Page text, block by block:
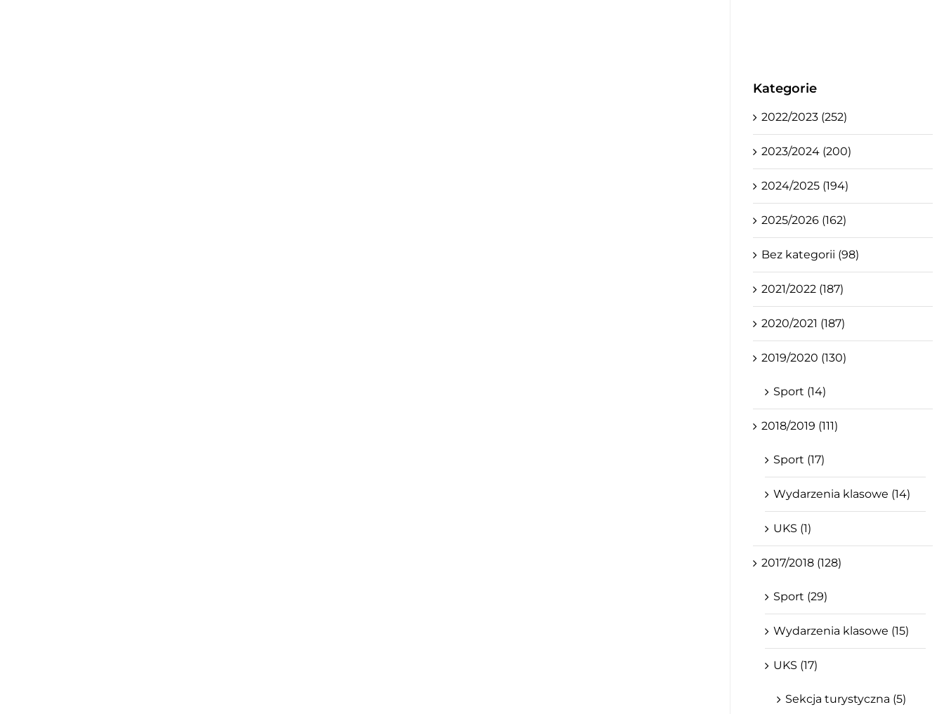
Kategorie
2022/2023 (252)
2023/2024 (200)
2024/2025 (194)
2025/2026 (162)
Bez kategorii (98)
2021/2022 (187)
2020/2021 (187)
2019/2020 (130)
Sport (14)
2018/2019 (111)
Sport (17)
Wydarzenia klasowe (14)
UKS (1)
2017/2018 (128)
Sport (29)
Wydarzenia klasowe (15)
UKS (17)
Sekcja turystyczna (5)